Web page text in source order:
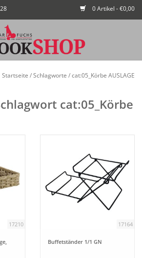
0 Artikel - €0,00
Startseite /Schlagworte /cat:05_Körbe AUSLAGE
cat:05_Körbe
17210 17164
Buffetständer 1/1 GN